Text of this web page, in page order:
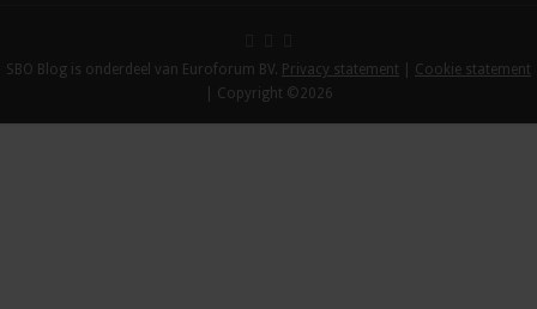
SBO Blog is onderdeel van Euroforum BV. Privacy statement
Cookie statement
| Copyright ©2026